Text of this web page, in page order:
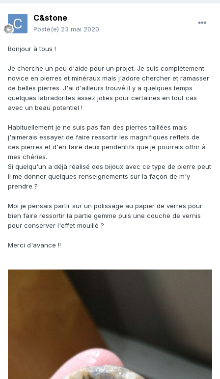
C&stone
Posté(e) 23 mai 2020
Bonjour à tous !
Je cherche un peu d'aide pour un projet. Je suis complètement
novice en pierres et minéraux mais j'adore chercher et ramasser
de belles pierres. J'ai d'ailleurs trouvé il y a quelques temps
quelques labradorites assez jolies pour certaines en tout cas
avec un beau potentiel !
Habituellement je ne suis pas fan des pierres taillées mais
j'aimerais essayer de faire ressortir les magnifiques reflets de
ces pierres et d'en faire deux pendentifs que je pourrais offrir à
mes chéries.
Si quelqu'un a déjà réalisé des bijoux avec ce type de pierre peut
il me donner quelques renseignements sur la façon de m'y
prendre ?
Moi je pensais partir sur un polissage au papier de verres pour
bien faire ressortir la partie gemme puis une couche de vernis
pour conserver l'effet mouillé ?
Merci d'avance !!